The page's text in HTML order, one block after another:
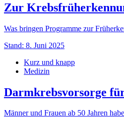
Zur
Was bringen Programme zur
Stand: 8. Juni 2025
Kurz und knapp
Medizin
Darmkrebsvorsorge
Männer und Frauen ab 50 Jahren